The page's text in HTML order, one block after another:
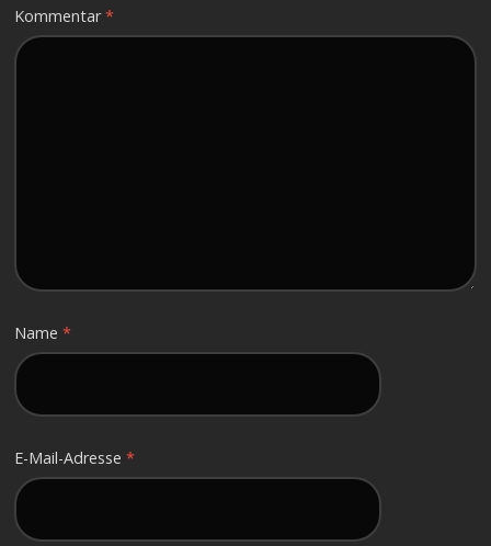
Kommentar*
Name*
E-Mail-Adresse*